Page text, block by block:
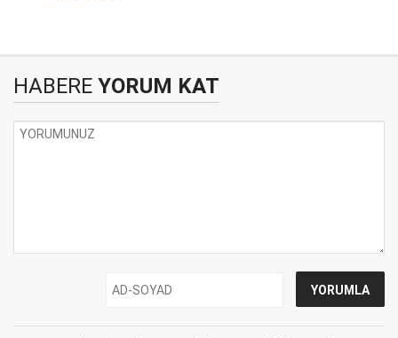
HABERE YORUM KAT